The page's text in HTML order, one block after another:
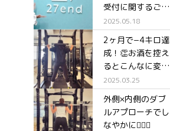
受付に関するご案
内✨
2025.05.18
2ヶ月で−4キロ達
成！👏お酒を控え
るとこんなに変わ
る✨
2025.03.25
外側×内側のダブ
ルアプローチでし
なやかに🧘‍♀️✨